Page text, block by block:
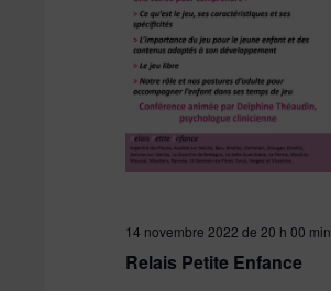
Relais Petite Enfance
14 novembre 2022 de 20 h 00 min